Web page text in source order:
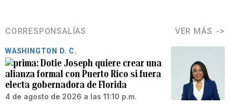
CORRESPONSALÍAS VER MÁS
WASHINGTON D. C.
Dotie Joseph quiere crear una
alianza formal con Puerto Rico si fuera
electa gobernadora de Florida
4 de agosto de 2026 a las 11:10 p.m.